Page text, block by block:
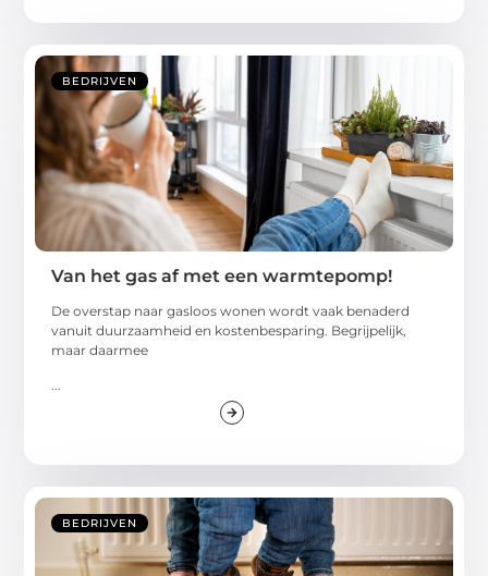
BEDRIJVEN
Van het gas af met een warmtepomp!
De overstap naar gasloos wonen wordt vaak benaderd
vanuit duurzaamheid en kostenbesparing. Begrijpelijk,
maar daarmee
...
BEDRIJVEN